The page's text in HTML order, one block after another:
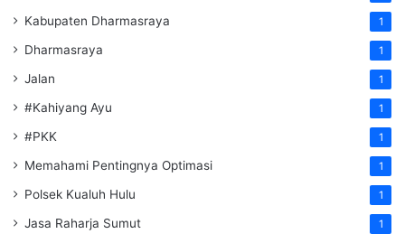
Kabupaten Dharmasraya 1
Dharmasraya 1
Jalan 1
#Kahiyang Ayu 1
#PKK 1
Memahami Pentingnya Optimasi 1
Polsek Kualuh Hulu 1
Jasa Raharja Sumut 1